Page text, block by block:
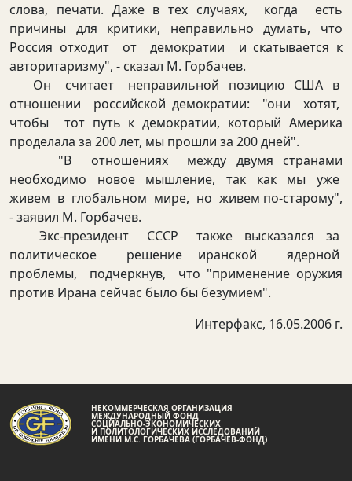
слова, печати. Даже в тех случаях, когда есть
причины для критики, неправильно думать, что
Россия отходит от демократии и скатывается к
авторитаризму", - сказал М. Горбачев.
Он считает неправильной позицию США в
отношении российской демократии: "они хотят,
чтобы тот путь к демократии, который Америка
проделала за 200 лет, мы прошли за 200 дней".
"В отношениях между двумя странами
необходимо новое мышление, так как мы уже
живем в глобальном мире, но живем по-старому",
- заявил М. Горбачев.
Экс-президент СССР также высказался за
политическое решение иранской ядерной
проблемы, подчеркнув, что "применение оружия
против Ирана сейчас было бы безумием".
Интерфакс, 16.05.2006 г.
НЕКОММЕРЧЕСКАЯ ОРГАНИЗАЦИЯ
МЕЖДУНАРОДНЫЙ ФОНД
СОЦИАЛЬНО-ЭКОНОМИЧЕСКИХ
И ПОЛИТОЛОГИЧЕСКИХ ИССЛЕДОВАНИЙ
ИМЕНИ М.С. ГОРБАЧЕВА (ГОРБАЧЕВ-ФОНД)